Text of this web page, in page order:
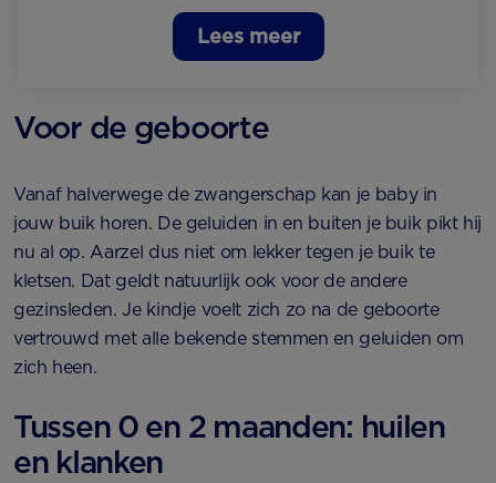
Lees meer
Voor de geboorte
Vanaf halverwege de zwangerschap kan je baby in
jouw buik horen. De geluiden in en buiten je buik pikt hij
nu al op. Aarzel dus niet om lekker tegen je buik te
kletsen. Dat geldt natuurlijk ook voor de andere
gezinsleden. Je kindje voelt zich zo na de geboorte
vertrouwd met alle bekende stemmen en geluiden om
zich heen.
Tussen 0 en 2 maanden: huilen
en klanken